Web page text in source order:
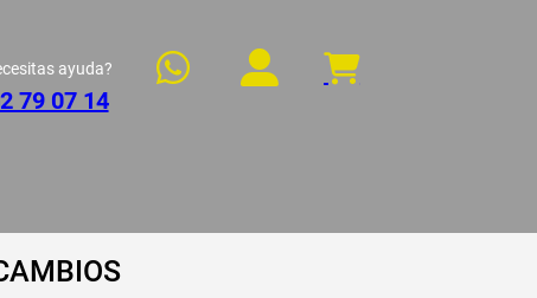
ayuda?
79 07 14